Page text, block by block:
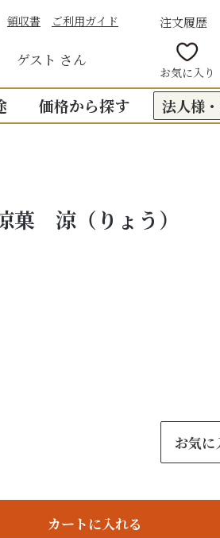
領収書 ご利用ガイド
ゲスト さん
注文履歴
お気に入り
ぶ1個ずつ
各8個
・薄皮饅頭
法事・法要のお返し（引き出
価格から探す
3,000円台の贈りもの
法人様
菓 涼（りょう）
お気に
カートに入れる